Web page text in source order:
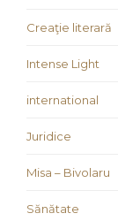
Creaţie literară
Intense Light
international
Juridice
Misa – Bivolaru
Sănătate